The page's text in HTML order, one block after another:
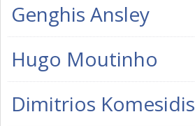
Genghis Ansley
Hugo Moutinho
Dimitrios Komesidis